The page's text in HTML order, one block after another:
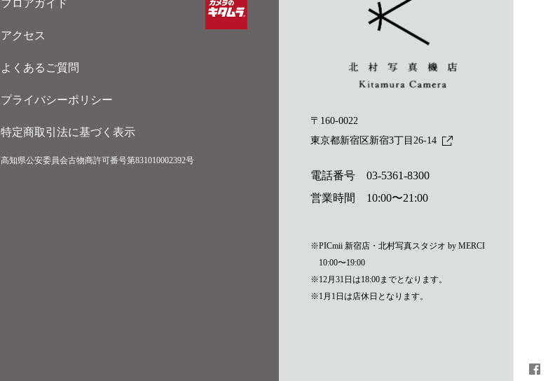
フロアガイド
アクセス
よくあるご質問
プライバシーポリシー
特定商取引法に基づく表示
高知県公安委員会古物商許可番号第831010002392号
〒160-0022
東京都新宿区新宿3丁目26-14
電話番号03-5361-8300
営業時間 10:00〜21:00
※PICmii 新宿店・北村写真スタジオ by MERCI
10:00〜19:00
※12月31日は18:00までとなります。
※1月1日は店休日となります。